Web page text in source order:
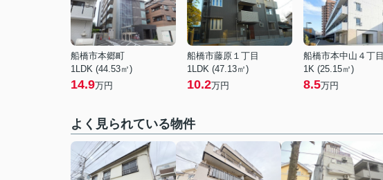
船橋市本郷町
1LDK (44.53㎡)
14.9万円
船橋市藤原１丁目
1LDK (47.13㎡)
10.2万円
船橋市本中山４丁目
1K (25.15㎡)
8.5万円
よく見られている物件